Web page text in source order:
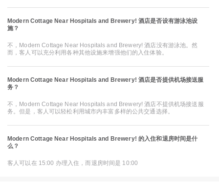
Modern Cottage Near Hospitals and Brewery! 酒店是否设有游泳池设
施？
不，Modern Cottage Near Hospitals and Brewery! 酒店没有游泳池。然
而，客人可以充分利用各种其他设施来增强他们的入住体验。
Modern Cottage Near Hospitals and Brewery! 酒店是否提供机场接送服
务？
不，Modern Cottage Near Hospitals and Brewery! 酒店不提供机场接送服
务。但是，客人可以轻松利用城市内丰富多样的公共交通选择。
Modern Cottage Near Hospitals and Brewery! 的入住和退房时间是什
么？
客人可以在 15:00 办理入住，而退房时间是 10:00